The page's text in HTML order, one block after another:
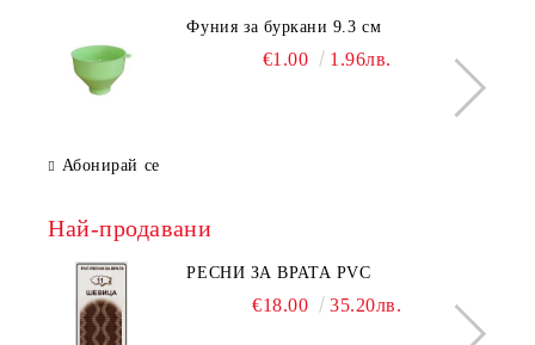
Фуния за буркани 9.3 см
€1.00 1.96лв.
Абонирай се
Най-продавани
РЕСНИ ЗА ВРАТА PVC
€18.00 35.20лв.